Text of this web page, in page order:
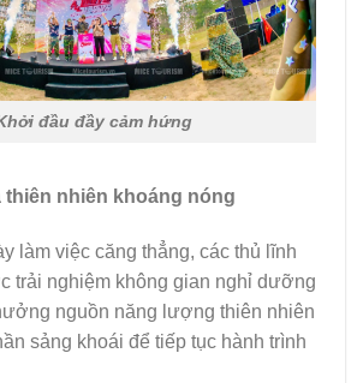
đầu đầy cảm hứng
nhiên khoáng nóng
làm việc căng thẳng, các thủ lĩnh
trải nghiệm không gian nghỉ dưỡng
nguồn năng lượng thiên nhiên
sảng khoái để tiếp tục hành trình